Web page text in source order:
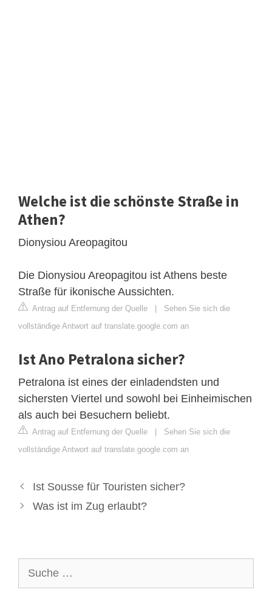
Welche ist die schönste Straße in
Athen?
Dionysiou Areopagitou
Die Dionysiou Areopagitou ist Athens beste
Straße für ikonische Aussichten.
Antrag auf Entfernung der Quelle | Sehen Sie sich die
vollständige Antwort auf translate.google.com an
Ist Ano Petralona sicher?
Petralona ist eines der einladendsten und
sichersten Viertel und sowohl bei Einheimischen
als auch bei Besuchern beliebt.
Antrag auf Entfernung der Quelle | Sehen Sie sich die
vollständige Antwort auf translate.google.com an
Ist Sousse für Touristen sicher?
Was ist im Zug erlaubt?
nach: